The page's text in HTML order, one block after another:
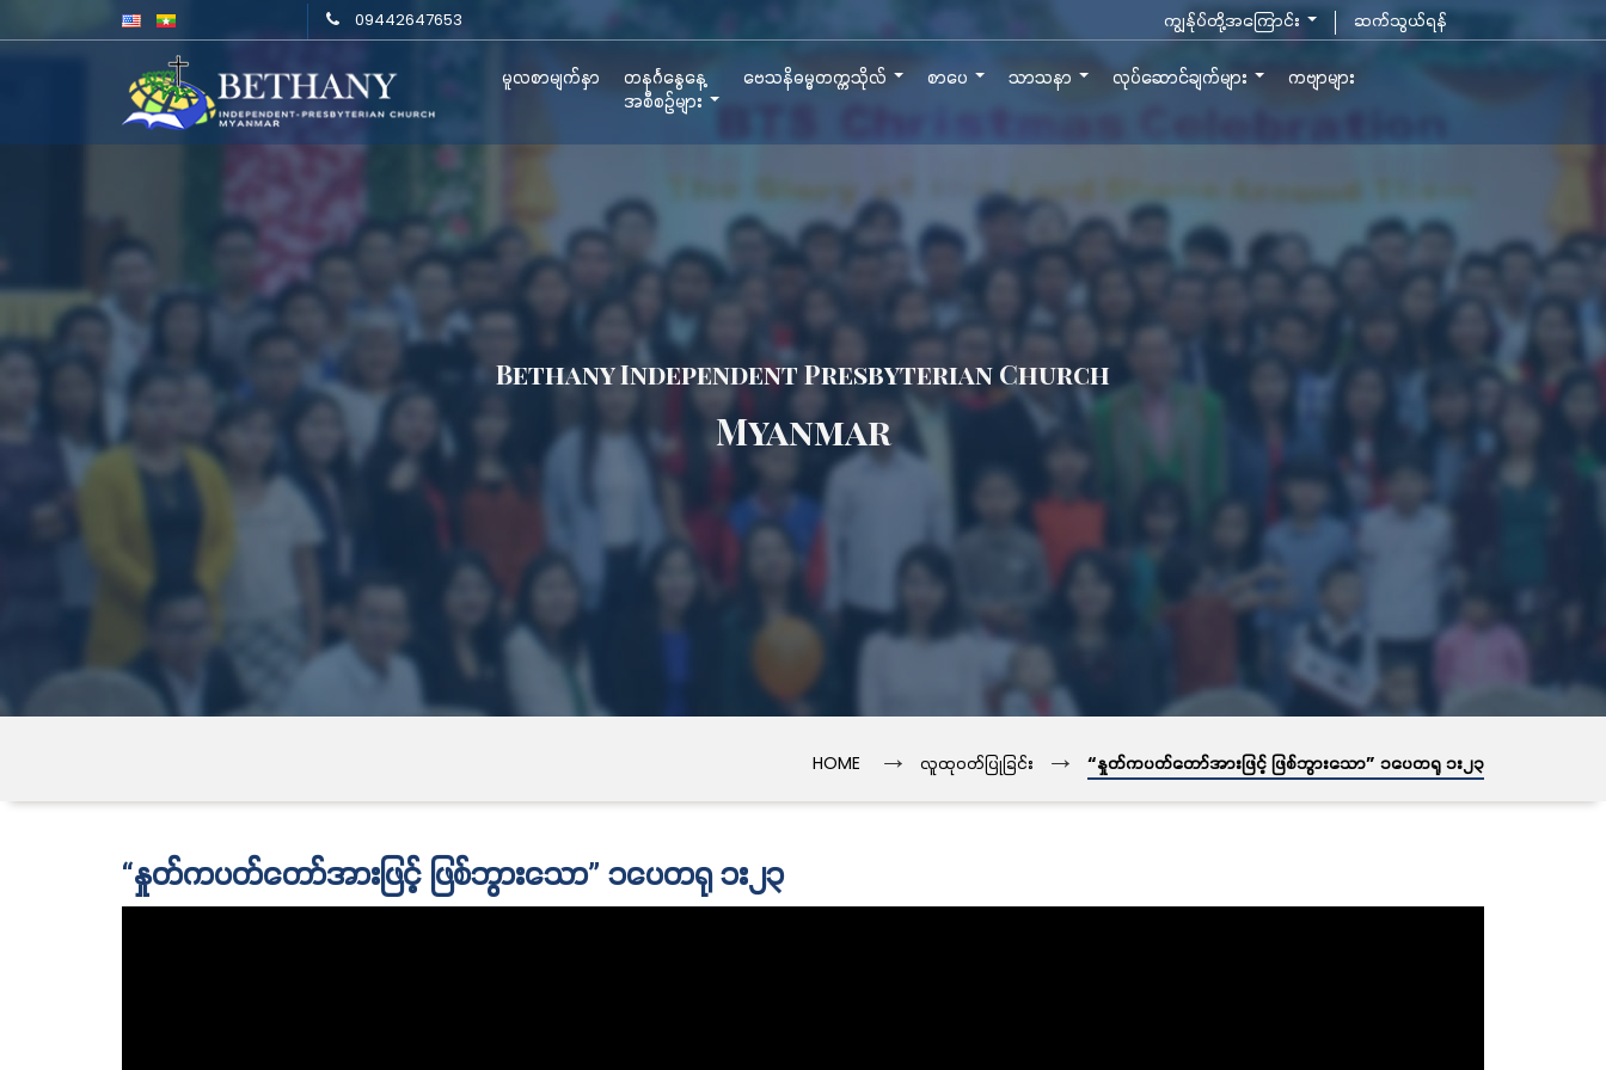
09442647653 ကျွန်ုပ်တို့အကြောင်း ဆက်သွယ်ရန်
မူလစာမျက်နှာ
တနင်္ဂနွေနေ့
အစီစဉ်များ
ဗေသနိဓမ္မတက္ကသိုလ် စာပေ သာသနာ လုပ်ဆောင်ချက်များ ကဗျာများ
Bethany Independent Presbyterian Church
Myanmar
HOME → လူထုဝတ်ပြုခြင်း → “နှုတ်ကပတ်တော်အားဖြင့် ဖြစ်ဘွားသော” ၁ပေတရု ၁း၂၃
“နှုတ်ကပတ်တော်အားဖြင့် ဖြစ်ဘွားသော” ၁ပေတရု ၁း၂၃